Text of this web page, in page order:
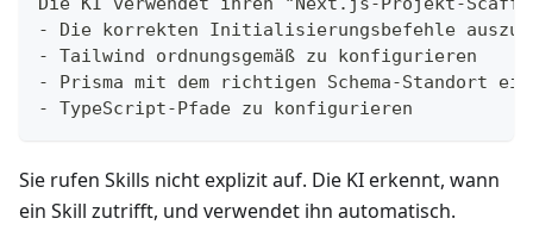
- Die korrekten Initialisierungsbefehle
- Tailwind ordnungsgemäß zu konfigurieren
- Prisma mit dem richtigen Schema-Standort
- TypeScript-Pfade zu konfigurieren
Sie rufen Skills nicht explizit auf. Die KI erkennt, wann
ein Skill zutrifft, und verwendet ihn automatisch.